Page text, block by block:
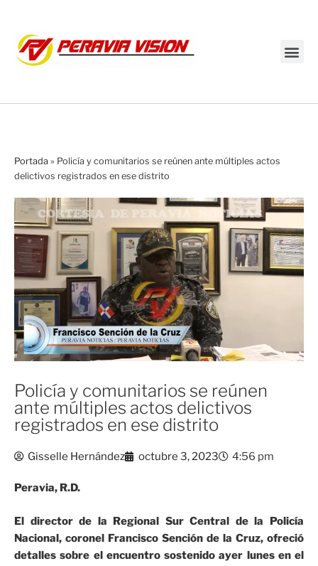
Portada » Policía y comunitarios se reúnen ante múltiples actos
delictivos registrados en ese distrito
Policía y comunitarios se reúnen
ante múltiples actos delictivos
registrados en ese distrito
Gisselle Hernández octubre 3, 2023 4:56 pm
Peravia, R.D.
El director de la Regional Sur Central de la Policía
Nacional, coronel Francisco Sención de la Cruz, ofreció
detalles sobre el encuentro sostenido ayer lunes en el